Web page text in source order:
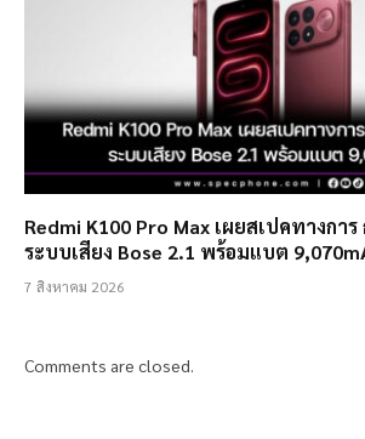
Redmi K100 Pro Max เผยสเปคทางการ
ระบบเสียง Bose 2.1 พร้อมแบต
7 สิงหาคม 2026
Comments are closed.